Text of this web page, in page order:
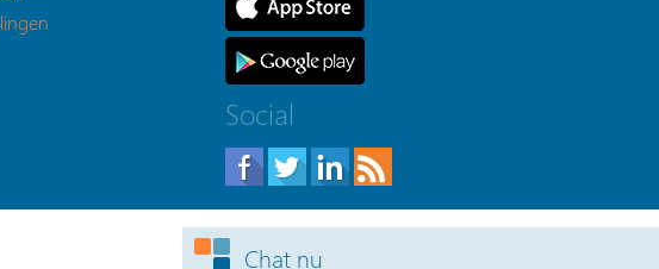
Social
Webdesign & realisatie:
Chat nu